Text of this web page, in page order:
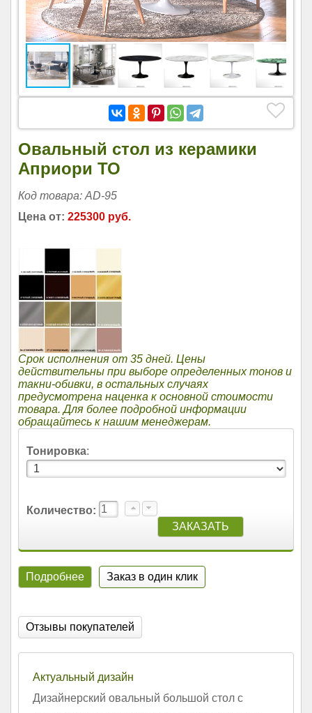
Овальный стол из керамики
Априори ТО
Код товара: AD-95
Цена от: 225300 руб.
Срок исполнения от 35 дней. Цены
действительны при выборе определенных тонов и
такни-обивки, в остальных случаях
предусмотрена наценка к основной стоимости
товара. Для более подробной информации
обращайтесь к нашим менеджерам.
Тонировка:
Количество:
Подробнее Заказ в один клик
Отзывы покупателей
Актуальный дизайн
Дизайнерский овальный большой стол с